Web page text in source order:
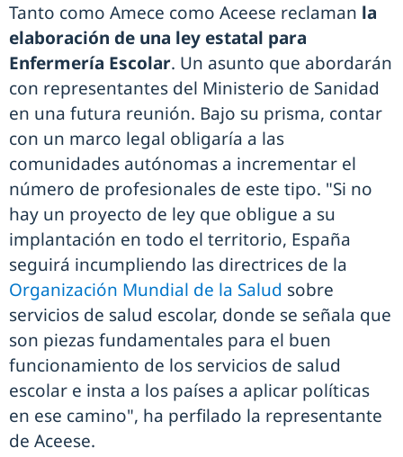
Tanto como Amece como Aceese reclaman la
elaboración de una ley estatal para
Enfermería Escolar. Un asunto que abordarán
con representantes del Ministerio de Sanidad
en una futura reunión. Bajo su prisma, contar
con un marco legal obligaría a las
comunidades autónomas a incrementar el
número de profesionales de este tipo. "Si no
hay un proyecto de ley que obligue a su
implantación en todo el territorio, España
seguirá incumpliendo las directrices de la
Organización Mundial de la Salud sobre
servicios de salud escolar, donde se señala que
son piezas fundamentales para el buen
funcionamiento de los servicios de salud
escolar e insta a los países a aplicar políticas
en ese camino", ha perfilado la representante
de Aceese.